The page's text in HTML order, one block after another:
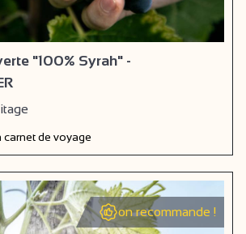
"100% Syrah" -
de voyage
on recommande !